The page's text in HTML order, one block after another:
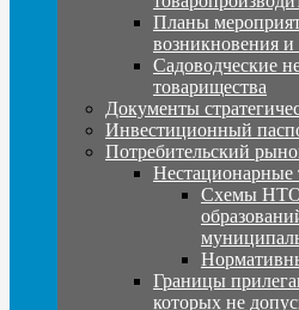
Планы
возникновения
Садоводческие
товарищества
Документы
Инвестиционный
Потребительский
Схемы
Границы
которых не